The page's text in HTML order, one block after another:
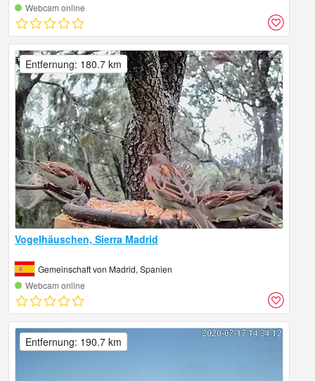
Webcam online
Vogelhäuschen, Sierra Madrid
Gemeinschaft von Madrid, Spanien
Webcam online
Entfernung: 180.7 km
Entfernung: 190.7 km